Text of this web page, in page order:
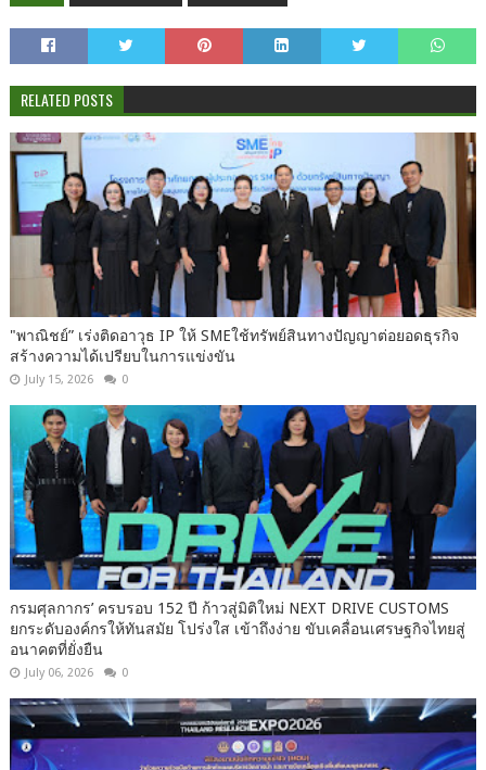
RELATED POSTS
"พาณิชย์” เร่งติดอาวุธ IP ให้ SMEใช้ทรัพย์สินทางปัญญาต่อยอดธุรกิจ
สร้างความได้เปรียบในการแข่งขัน
July 15, 2026 0
กรมศุลกากร’ ครบรอบ 152 ปี ก้าวสู่มิติใหม่ NEXT DRIVE CUSTOMS
ยกระดับองค์กรให้ทันสมัย โปร่งใส เข้าถึงง่าย ขับเคลื่อนเศรษฐกิจไทยสู่
อนาคตที่ยั่งยืน
July 06, 2026 0